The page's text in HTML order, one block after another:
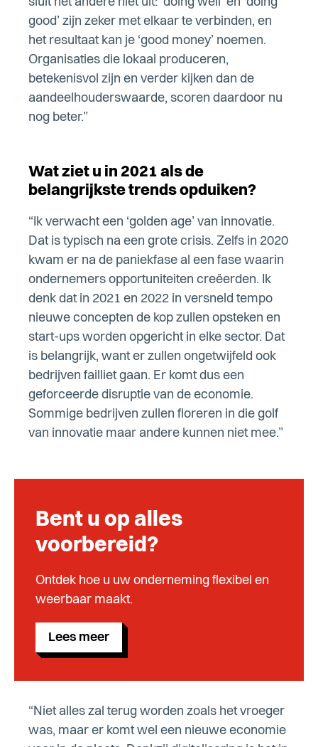
good’ zijn zeker met elkaar te verbinden, en
het resultaat kan je ‘good money’ noemen.
Organisaties die lokaal produceren,
betekenisvol zijn en verder kijken dan de
aandeelhouderswaarde, scoren daardoor nu
nog beter.”
Wat ziet u in 2021 als de
belangrijkste trends opduiken?
“Ik verwacht een ‘golden age’ van innovatie.
Dat is typisch na een grote crisis. Zelfs in 2020
kwam er na de paniekfase al een fase waarin
ondernemers opportuniteiten creëerden. Ik
denk dat in 2021 en 2022 in versneld tempo
nieuwe concepten de kop zullen opsteken en
start-ups worden opgericht in elke sector. Dat
is belangrijk, want er zullen ongetwijfeld ook
bedrijven failliet gaan. Er komt dus een
geforceerde disruptie van de economie.
Sommige bedrijven zullen floreren in die golf
van innovatie maar andere kunnen niet mee.”
Bent u op alles
voorbereid?
Ontdek hoe u uw onderneming flexibel en
weerbaar maakt.
Lees meer
“Niet alles zal terug worden zoals het vroeger
was, maar er komt wel een nieuwe economie